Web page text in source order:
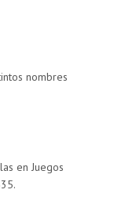
nombres
en Juegos